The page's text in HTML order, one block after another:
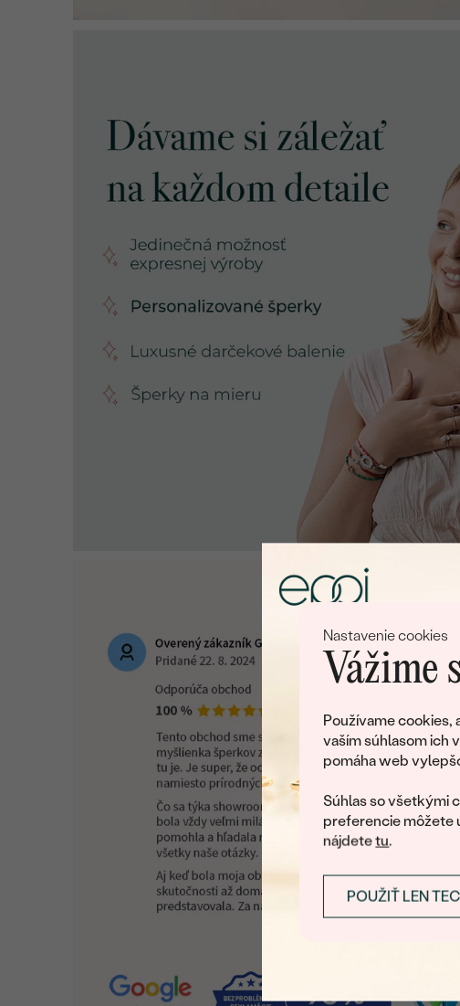
Nastavenie cookies
Vážime
Používame cookies,
vaším súhlasom ich
pomáha web
Súhlas so všetkými
preferencie môžete
nájdetetu.
POUŽIŤ LEN